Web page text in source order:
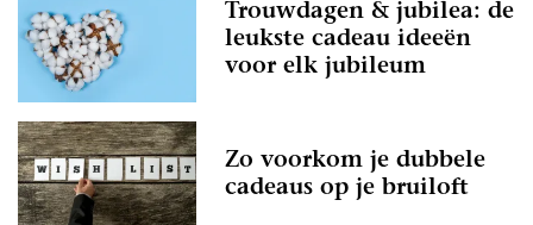
Trouwdagen & jubilea: de
leukste cadeau ideeën
voor elk jubileum
Zo voorkom je dubbele
cadeaus op je bruiloft